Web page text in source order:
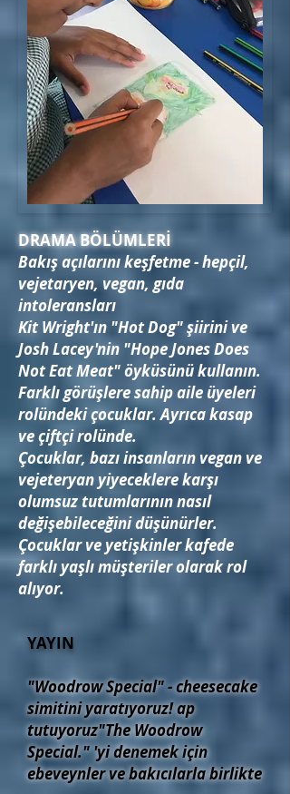
DRAMA BÖLÜMLERİ
Bakış açılarını keşfetme - hepçil,
vejetaryen, vegan, gıda
intoleransları
Kit Wright'ın "Hot Dog" şiirini ve
Josh Lacey'nin "Hope Jones Does
Not Eat Meat" öyküsünü kullanın.
Farklı görüşlere sahip aile üyeleri
rolündeki çocuklar. Ayrıca kasap
ve çiftçi rolünde.
Çocuklar, bazı insanların vegan ve
vejeteryan yiyeceklere karşı
olumsuz tutumlarının nasıl
değişebileceğini düşünürler.
Çocuklar ve yetişkinler kafede
farklı yaşlı müşteriler olarak rol
alıyor.
YAYIN
"Woodrow Special" - cheesecake
simitini yaratıyoruz!ap
tutuyoruz"The Woodrow
Special." 'yi denemek için
ebeveynler ve bakıcılarla birlikte